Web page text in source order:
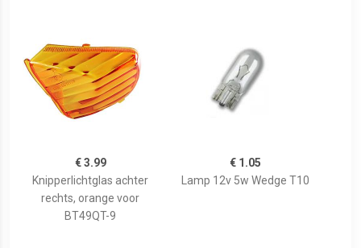
€ 3.99
Knipperlichtglas achter
rechts, orange voor
BT49QT-9
€ 1.05
Lamp 12v 5w Wedge T10